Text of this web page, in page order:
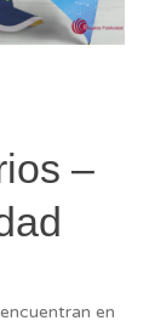
–
en